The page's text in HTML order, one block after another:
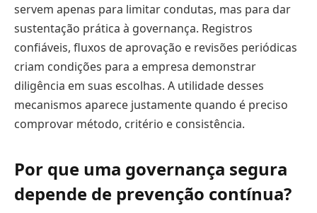
servem apenas para limitar condutas, mas para dar
sustentação prática à governança. Registros
confiáveis, fluxos de aprovação e revisões periódicas
criam condições para a empresa demonstrar
diligência em suas escolhas. A utilidade desses
mecanismos aparece justamente quando é preciso
comprovar método, critério e consistência.
Por que uma governança segura
depende de prevenção contínua?